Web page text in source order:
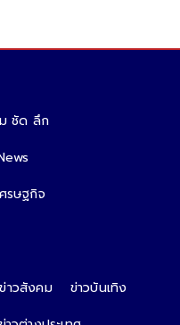
ชัด ลึก
รษฐกิจ
ข่าวสังคม
ข่าวบันเทิง